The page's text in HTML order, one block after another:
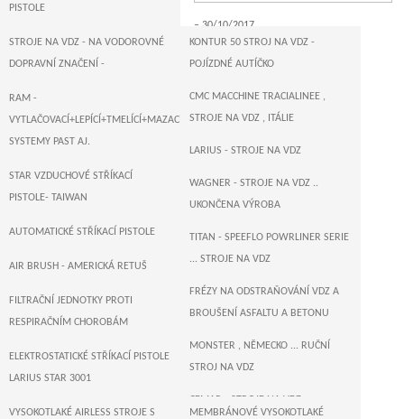
30/10/2017
PISTOLE
STROJE NA VDZ - NA VODOROVNÉ
DOPRAVNÍ ZNAČENÍ -
KONTUR 50 STROJ NA VDZ -
POJÍZDNÉ AUTÍČKO
CMC MACCHINE TRACIALINEE ,
STROJE NA VDZ , ITÁLIE
LARIUS - STROJE NA VDZ
WAGNER - STROJE NA VDZ ..
UKONČENA VÝROBA
TITAN - SPEEFLO POWRLINER SERIE
... STROJE NA VDZ
FRÉZY NA ODSTRAŇOVÁNÍ VDZ A
BROUŠENÍ ASFALTU A BETONU
MONSTER , NĚMECKO ... RUČNÍ
STROJ NA VDZ
CEMAR - STROJE NA VDZ
RAM -
VYTLAČOVACÍ+LEPÍCÍ+TMELÍCÍ+MAZACÍ+DOPRAVNÍ
SYSTEMY PAST AJ.
STAR VZDUCHOVÉ STŘÍKACÍ
PISTOLE- TAIWAN
AUTOMATICKÉ STŘÍKACÍ PISTOLE
AIR BRUSH - AMERICKÁ RETUŠ
FILTRAČNÍ JEDNOTKY PROTI
RESPIRAČNÍM CHOROBÁM
ELEKTROSTATICKÉ STŘÍKACÍ PISTOLE
LARIUS STAR 3001
VYSOKOTLAKÉ AIRLESS STROJE S
MEMBRÁNOVÉ VYSOKOTLAKÉ